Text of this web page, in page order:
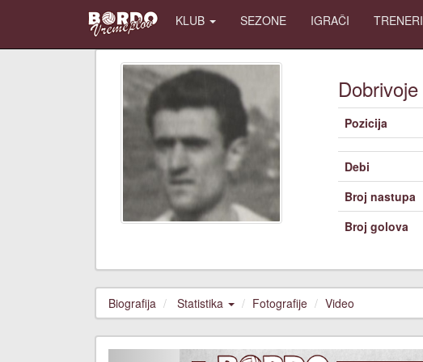
KLUB SEZONE IGRAČI TRENERI
Dobrivoje
Pozicija
Debi
Broj nastupa
Broj golova
Biografija Statistika Fotografije Video